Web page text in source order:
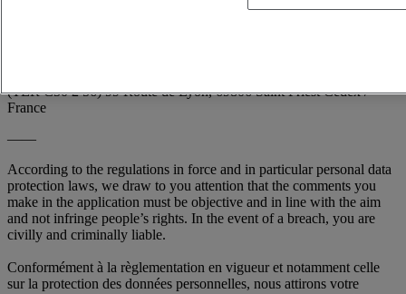
Conforme a la demanda de la CNIL (artículo 34 de la ley francesa
(TER C50 2 56) 99 Route de Lyon, 69806 Saint Priest Cedex /
France
——
According to the regulations in force and in particular personal data
protection laws, we draw to you attention that the comments you
make in the application must be objective and in line with the aim
and not infringe people’s rights. In the event of a breach, you are
civilly and criminally liable.
Conformément à la règlementation en vigueur et notamment celle
sur la protection des données personnelles, nous attirons votre